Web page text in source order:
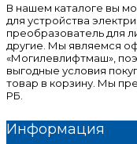
В нашем каталоге вы
для устройства
преобразователь для
другие. Мы являемся
«Могилевлифтмаш»,
выгодные условия
товар в корзину. Мы
РБ.
Информация